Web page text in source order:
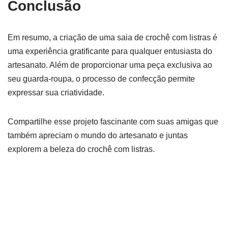
Conclusão
Em resumo, a criação de uma saia de crochê com listras é
uma experiência gratificante para qualquer entusiasta do
artesanato. Além de proporcionar uma peça exclusiva ao
seu guarda-roupa, o processo de confecção permite
expressar sua criatividade.
Compartilhe esse projeto fascinante com suas amigas que
também apreciam o mundo do artesanato e juntas
explorem a beleza do crochê com listras.